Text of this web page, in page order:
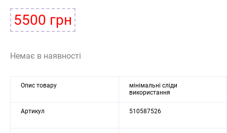
5500 грн
Немає в наявності
Опис товару
мінімальні сліди
використання
Артикул 510587526